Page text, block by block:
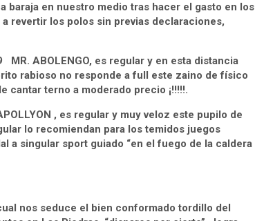
baraja en nuestro medio tras hacer el gasto en los
revertir los polos sin previas declaraciones,
ABOLENGO, es regular y en esta distancia
rabioso no responde a full este zaino de físico
cantar terno a moderado precio ¡!!!!!.
, es regular y muy veloz este pupilo de
lo recomiendan para los temidos juegos
a singular sport guiado “en el fuego de la caldera
nos seduce el bien conformado tordillo del